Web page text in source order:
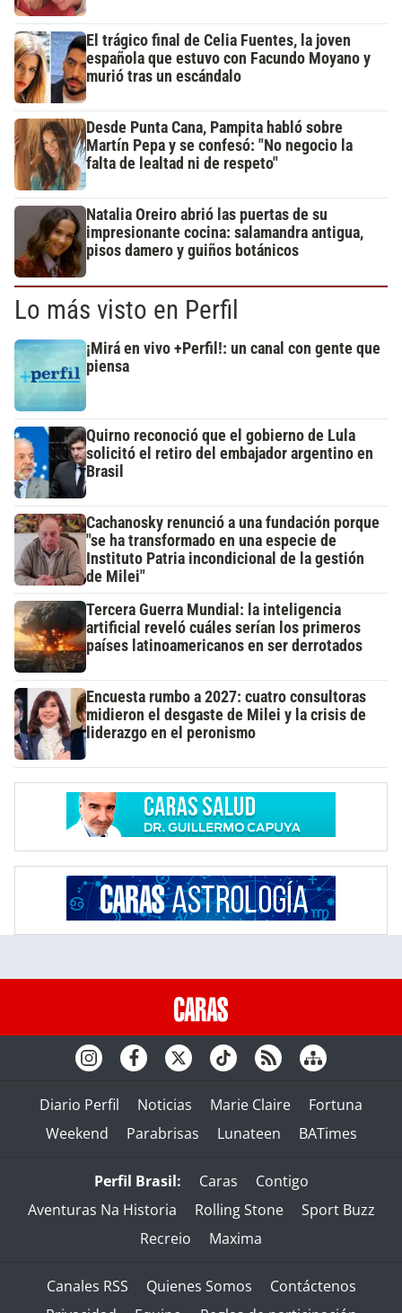
El trágico final de Celia Fuentes, la joven
española que estuvo con Facundo Moyano y
murió tras un escándalo
Desde Punta Cana, Pampita habló sobre
Martín Pepa y se confesó: "No negocio la
falta de lealtad ni de respeto"
Natalia Oreiro abrió las puertas de su
impresionante cocina: salamandra antigua,
pisos damero y guiños botánicos
Lo más visto en Perfil
¡Mirá en vivo +Perfil!: un canal con gente que
piensa
Quirno reconoció que el gobierno de Lula
solicitó el retiro del embajador argentino en
Brasil
Cachanosky renunció a una fundación porque
"se ha transformado en una especie de
Instituto Patria incondicional de la gestión
de Milei"
Tercera Guerra Mundial: la inteligencia
artificial reveló cuáles serían los primeros
países latinoamericanos en ser derrotados
Encuesta rumbo a 2027: cuatro consultoras
midieron el desgaste de Milei y la crisis de
liderazgo en el peronismo
Diario Perfil Noticias Marie Claire
Fortuna
Weekend
Parabrisas Lunateen BATimes
Perfil Brasil: Caras
Contigo
Aventuras Na Historia
Rolling Stone
Sport Buzz
Recreio
Maxima
Canales RSS Quienes Somos
Contáctenos